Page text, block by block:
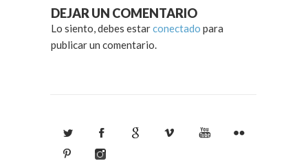
DEJAR UN COMENTARIO
Lo siento, debes estarconectado para
publicar un comentario.